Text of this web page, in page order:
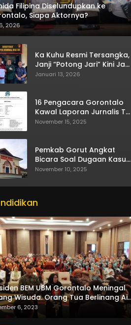
Filipina Diselundupkan ke
Siapa Aktornya?
2026
Ka Kuhu Resmi Tersangka,
Janji “Potong Jari” Kini Jadi
Bumerang
Januari 13, 2026
16 Pengacara Gorontalo
Kawal Laporan Jurnalis TV
One
November 15, 2025
Pemkab Gorut Angkat
Bicara Soal Dugaan Kasus
Asusila Oknum ASN
November 10, 2025
BEM UBM Gorontalo Meningal
Wisuda. Orang Tua Berlinang Air
Menerima SKL dan Pemasangan
6, 2023